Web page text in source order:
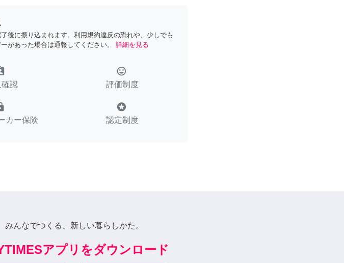
後に振り込まれます。利用規約違反の恐れや、少しでも
があった場合は通報してください。
詳細を見る
認
tag_faces
評価制度
カー保険
stars
認定制度
みんなでつくる、新しい暮らしかた。
アプリをダウンロード